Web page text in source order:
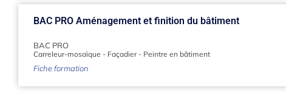
BAC PRO Aménagement et finition du bâtiment
BAC PRO
Carreleur-mosaïque - Façadier- Peintre en bâtiment
Fiche formation